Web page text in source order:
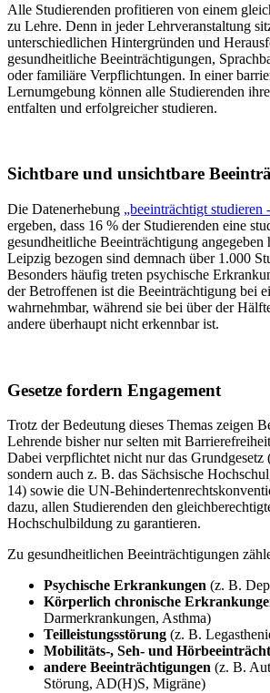
Alle Studierenden profitieren von einem
zu Lehre. Denn in jeder Lehrveranstaltung
unterschiedlichen Hintergründen und
gesundheitliche Beeinträchtigungen,
oder familiäre Verpflichtungen. In einer
Lernumgebung können alle Studierenden
entfalten und erfolgreicher studieren.
Sichtbare und unsichtbare
Die Datenerhebung „beeinträchtigt studieren
ergeben, dass 16 % der Studierenden eine
gesundheitliche Beeinträchtigung
Leipzig bezogen sind demnach über 1.000
Besonders häufig treten psychische
der Betroffenen ist die Beeinträchtigung bei
wahrnehmbar, während sie bei über der
andere überhaupt nicht erkennbar ist.
Gesetze fordern Engagement
Trotz der Bedeutung dieses Themas zeigen
Lehrende bisher nur selten mit
Dabei verpflichtet nicht nur das Grundgesetz
sondern auch z. B. das Sächsische
14) sowie die UN-
dazu, allen Studierenden den
Hochschulbildung zu garantieren.
Zu gesundheitlichen Beeinträchtigungen
Psychische Erkrankungen (z. B.
Körperlich chronische
Darmerkrankungen, Asthma)
Teilleistungsstörung (z. B.
Mobilitäts-, Seh- und
andere Beeinträchtigungen (z. B.
Störung, AD(H)S, Migräne)